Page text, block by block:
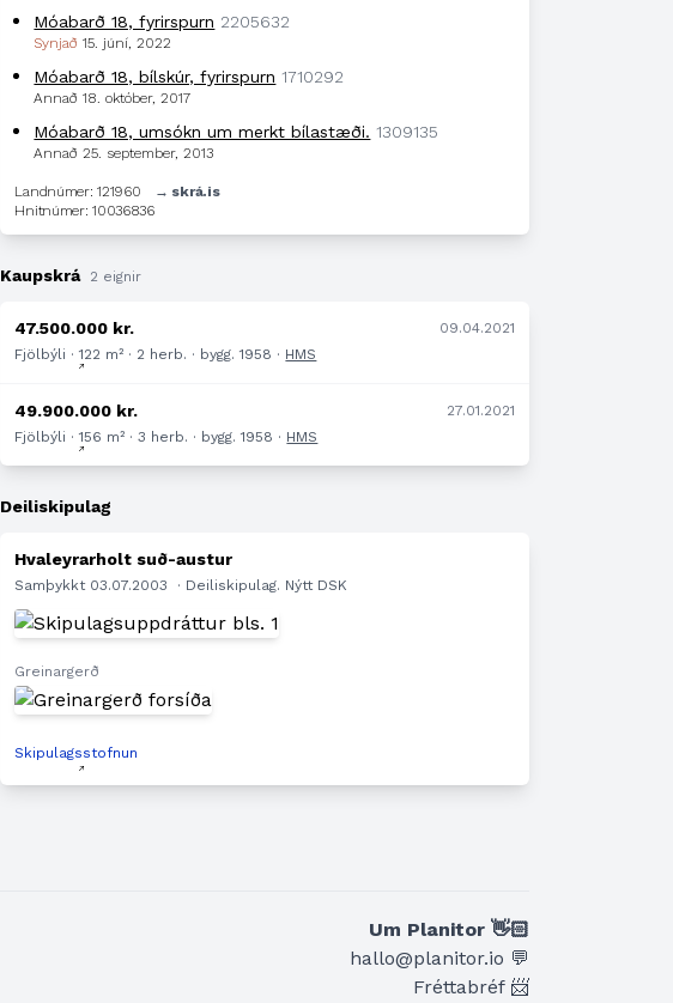
Móabarð 18, fyrirspurn 2205632
Synjað15. júní, 2022
Móabarð 18, bílskúr, fyrirspurn 1710292
Annað18. október, 2017
Móabarð 18, umsókn um merkt bílastæði. 1309135
Annað25. september, 2013
Landnúmer: 121960
→ skrá.is
Hnitnúmer: 10036836
Kaupskrá 2 eignir
47.500.000 kr.
09.04.2021
Fjölbýli · 122 m² · 2 herb. · bygg. 1958 · HMS
49.900.000 kr.
27.01.2021
Fjölbýli · 156 m² · 3 herb. · bygg. 1958 · HMS
Deiliskipulag
Hvaleyrarholt suð-austur
Samþykkt 03.07.2003 · Deiliskipulag. Nýtt DSK
Greinargerð
Skipulagsstofnun
Um Planitor 👋🏻
hallo@planitor.io 💬
Fréttabréf 📨